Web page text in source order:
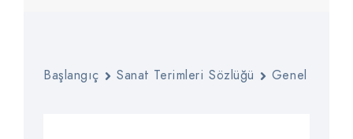
Başlangıç Sanat Terimleri Sözlüğü Genel